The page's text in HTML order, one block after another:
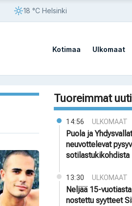
18 °C Helsinki
Kotimaa Ulkomaat
Tuoreimmat
14:56 ULKOMAAT
Puola ja
neuvottelevat
sotilastukikohdista
13:30 ULKOMAAT
Neljää 15-
nostettu syytteet